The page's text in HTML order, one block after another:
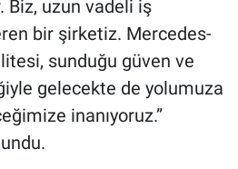
Biz, uzun vadeli iş
bir şirketiz. Mercedes-
sunduğu güven ve
gelecekte de yolumuza
inanıyoruz.”